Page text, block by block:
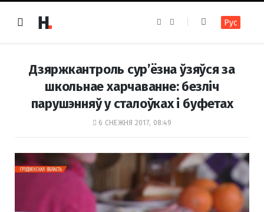
e
o
k
t
r
a
m
Рус
Дзяржкантроль сур’ёзна ўзяўся за
школьнае харчаванне: безліч
парушэнняў у сталоўках і буфетах
6 СНЕЖНЯ 2017, 08:49